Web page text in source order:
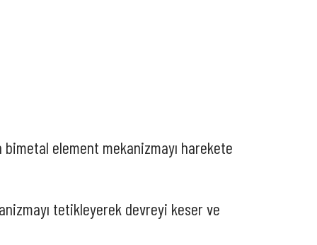
bimetal element mekanizmayı harekete
tetikleyerek devreyi keser ve